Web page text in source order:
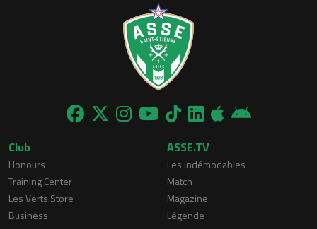
Club
Honours
Training Center
Les Verts Store
Business
ASSE.TV
Les indémodables
Match
Magazine
Légende